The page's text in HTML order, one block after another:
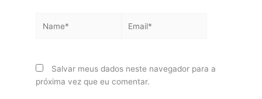
Salvar meus dados neste navegador para a
próxima vez que eu comentar.